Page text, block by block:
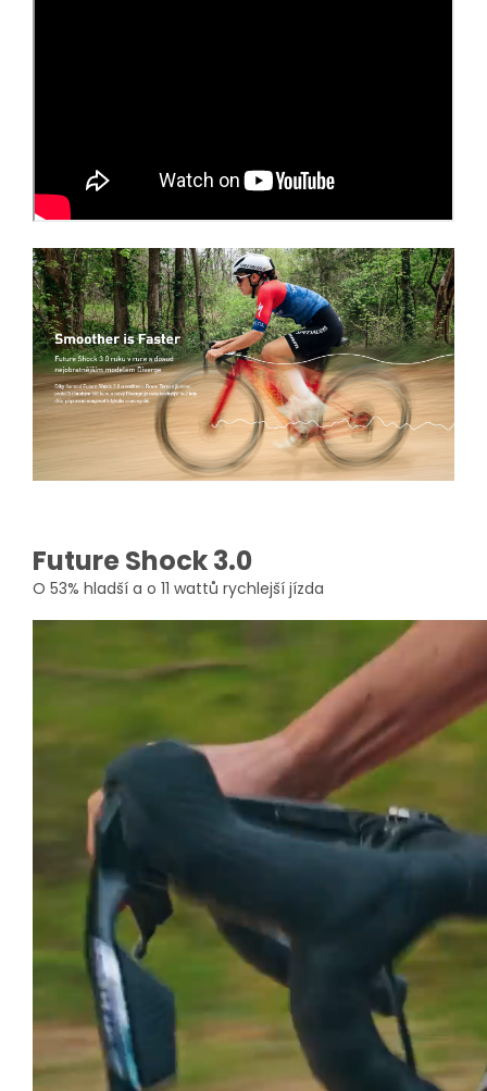
Future Shock 3.0
O 53% hladší a o 11 wattů rychlejší jízda